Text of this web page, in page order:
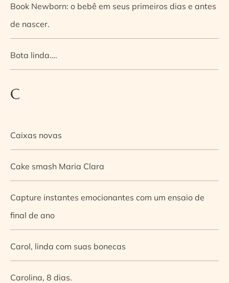
Book Newborn: o bebê em seus primeiros dias e antes
de nascer.
Bota linda….
C
Caixas novas
Cake smash Maria Clara
Capture instantes emocionantes com um ensaio de
final de ano
Carol, linda com suas bonecas
Carolina, 8 dias.